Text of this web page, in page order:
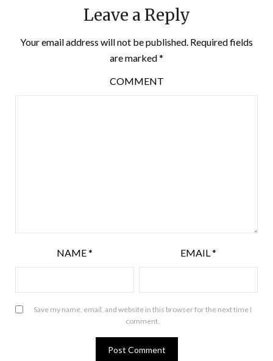
Leave a Reply
Your email address will not be published. Required fields
are marked*
COMMENT
NAME* EMAIL*
Save my name, email, and website in this browser for the next time I
comment.